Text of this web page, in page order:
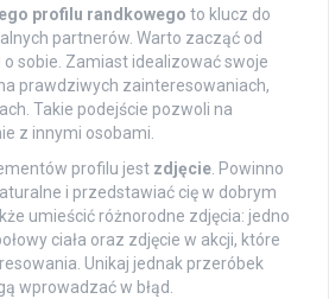
profilu randkowego to klucz do
partnerów. Warto zacząć od
o sobie. Zamiast idealizować swoje
prawdziwych zainteresowaniach,
Takie podejście pozwoli na
z innymi osobami.
profilu jest zdjęcie. Powinno
i przedstawiać cię w dobrym
umieścić różnorodne zdjęcia: jedno
ciała oraz zdjęcie w akcji, które
Unikaj jednak przeróbek
wprowadzać w błąd.